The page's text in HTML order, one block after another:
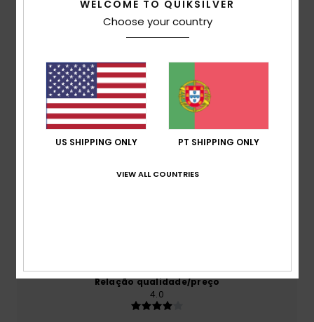
Avaliações dos clientes
Pontuação média
4.0/5
100% dos nossos clientes recomendam este
Relação qualidade/preço
4.0
WELCOME TO QUIKSILVER
Choose your country
US SHIPPING ONLY PT SHIPPING ONLY
VIEW ALL COUNTRIES